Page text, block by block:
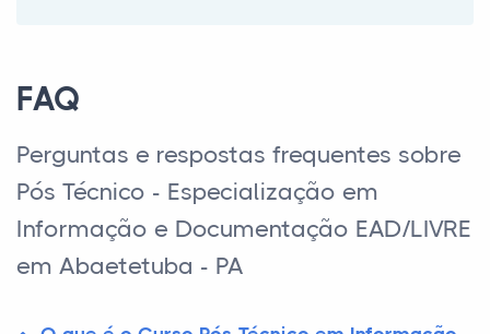
FAQ
Perguntas e respostas frequentes sobre
Pós Técnico - Especialização em
Informação e Documentação EAD/LIVRE
em Abaetetuba - PA